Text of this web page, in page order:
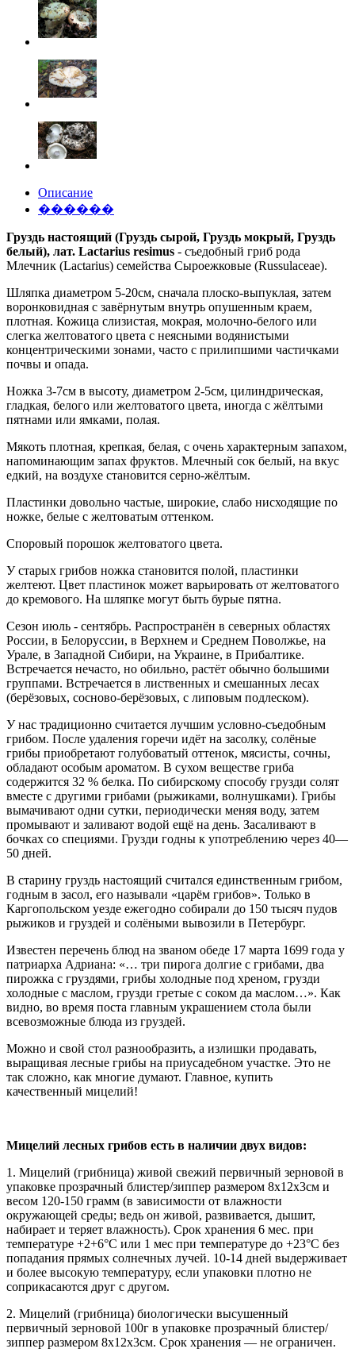
Описание
������
Груздь настоящий (Груздь сырой, Груздь мокрый, Груздь
белый), лат. Lactarius resimus - съедобный гриб рода
Млечник (Lactarius) семейства Сыроежковые (Russulaceae).
Шляпка диаметром 5-20см, сначала плоско-выпуклая, затем
воронковидная с завёрнутым внутрь опушенным краем,
плотная. Кожица слизистая, мокрая, молочно-белого или
слегка желтоватого цвета с неясными водянистыми
концентрическими зонами, часто с прилипшими частичками
почвы и опада.
Ножка 3-7см в высоту, диаметром 2-5см, цилиндрическая,
гладкая, белого или желтоватого цвета, иногда с жёлтыми
пятнами или ямками, полая.
Мякоть плотная, крепкая, белая, с очень характерным запахом,
напоминающим запах фруктов. Млечный сок белый, на вкус
едкий, на воздухе становится серно-жёлтым.
Пластинки довольно частые, широкие, слабо нисходящие по
ножке, белые с желтоватым оттенком.
Споровый порошок желтоватого цвета.
У старых грибов ножка становится полой, пластинки
желтеют. Цвет пластинок может варьировать от желтоватого
до кремового. На шляпке могут быть бурые пятна.
Сезон июль - сентябрь. Распространён в северных областях
России, в Белоруссии, в Верхнем и Среднем Поволжье, на
Урале, в Западной Сибири, на Украине, в Прибалтике.
Встречается нечасто, но обильно, растёт обычно большими
группами. Встречается в лиственных и смешанных лесах
(берёзовых, сосново-берёзовых, с липовым подлеском).
У нас традиционно считается лучшим условно-съедобным
грибом. После удаления горечи идёт на засолку, солёные
грибы приобретают голубоватый оттенок, мясисты, сочны,
обладают особым ароматом. В сухом веществе гриба
содержится 32 % белка. По сибирскому способу грузди солят
вместе с другими грибами (рыжиками, волнушками). Грибы
вымачивают одни сутки, периодически меняя воду, затем
промывают и заливают водой ещё на день. Засаливают в
бочках со специями. Грузди годны к употреблению через 40—
50 дней.
В старину груздь настоящий считался единственным грибом,
годным в засол, его называли «царём грибов». Только в
Каргопольском уезде ежегодно собирали до 150 тысяч пудов
рыжиков и груздей и солёными вывозили в Петербург.
Известен перечень блюд на званом обеде 17 марта 1699 года у
патриарха Адриана: «… три пирога долгие с грибами, два
пирожка с груздями, грибы холодные под хреном, грузди
холодные с маслом, грузди гретые с соком да маслом…». Как
видно, во время поста главным украшением стола были
всевозможные блюда из груздей.
Можно и свой стол разнообразить, а излишки продавать,
выращивая лесные грибы на приусадебном участке. Это не
так сложно, как многие думают. Главное, купить
качественный мицелий!
Мицелий лесных грибов есть в наличии двух видов:
1. Мицелий (грибница) живой свежий первичный зерновой в
упаковке прозрачный блистер/зиппер размером 8х12х3см и
весом 120-150 грамм (в зависимости от влажности
окружающей среды; ведь он живой, развивается, дышит,
набирает и теряет влажность). Срок хранения 6 мес. при
температуре +2+6°С или 1 мес при температуре до +23°С без
попадания прямых солнечных лучей. 10-14 дней выдерживает
и более высокую температуру, если упаковки плотно не
соприкасаются друг с другом.
2. Мицелий (грибница) биологически высушенный
первичный зерновой 100г в упаковке прозрачный блистер/
зиппер размером 8х12х3см. Срок хранения — не ограничен.